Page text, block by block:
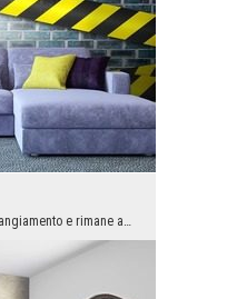
Da un lato rompe la noia dell'arrangiamento e rimane a lungo nella memoria dei nostri ospiti, dal...